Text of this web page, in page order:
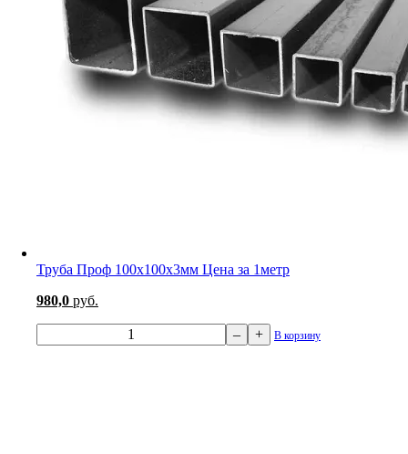
Труба Проф 100х100х3мм Цена за 1метр
980,0 руб.
– + В корзину